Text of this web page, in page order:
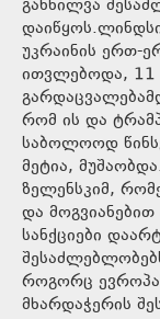
განხილვა
უკრაინის ერთ-
ითვლებოდა, 11
რომ ის და
საბოლოოდ
მეტია,
ზელენსკიმ,
და
სანქციები
როგორც
მხარდაჭერის